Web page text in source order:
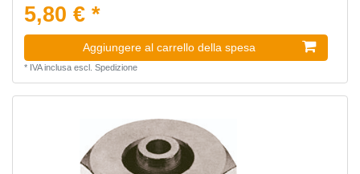
5,80 € *
Aggiungere al carrello della spesa
* IVA inclusaescl. Spedizione